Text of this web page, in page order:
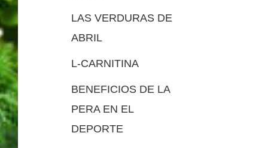
LAS VERDURAS DE
ABRIL
L-CARNITINA
BENEFICIOS DE LA
PERA EN EL
DEPORTE